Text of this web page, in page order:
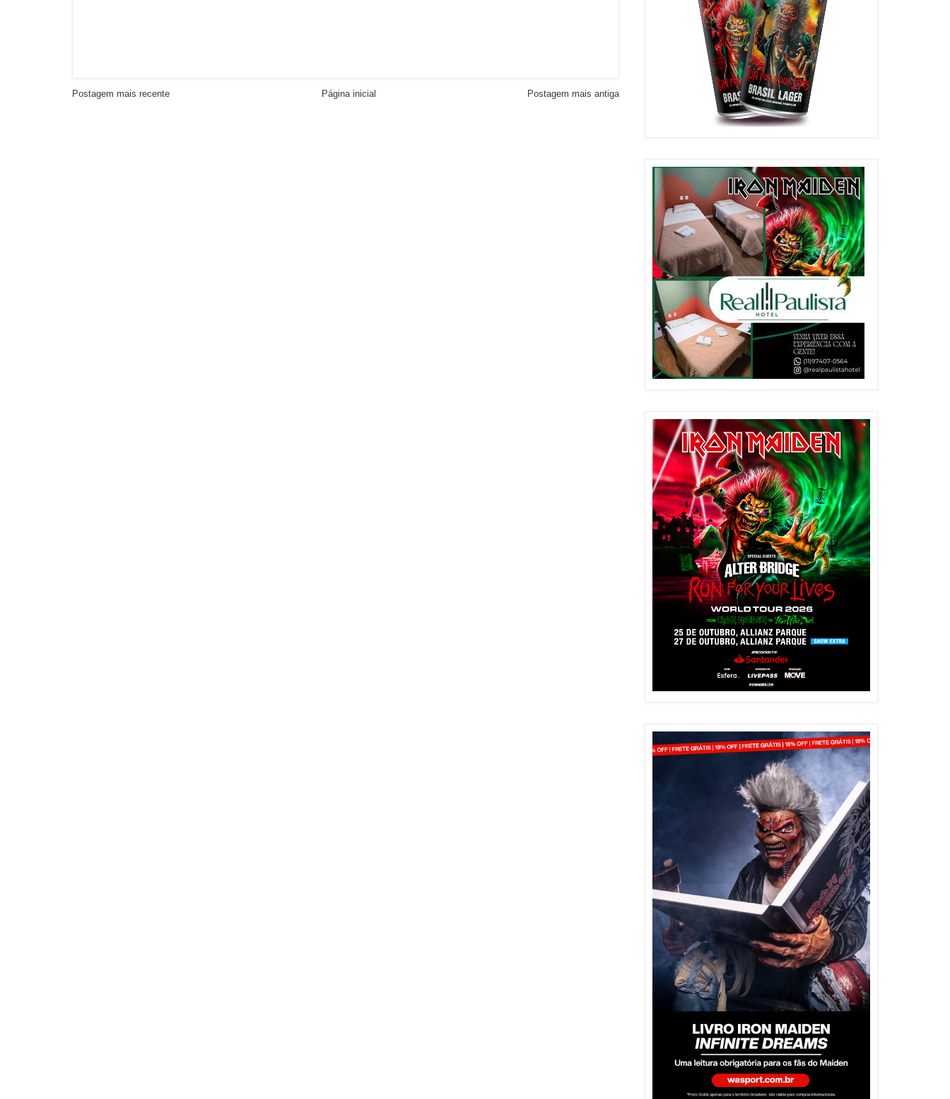
Postagem mais recente Postagem mais antiga
Página inicial